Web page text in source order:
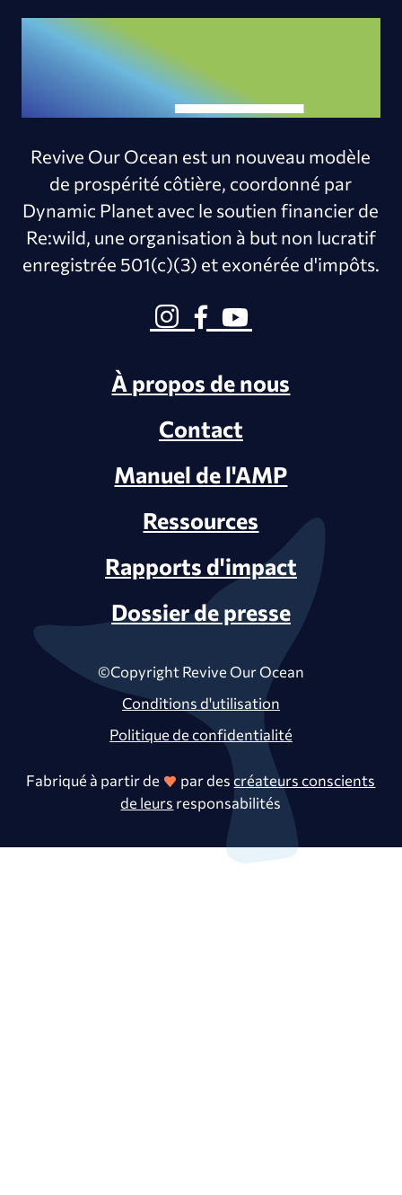
Revive Our Ocean est un nouveau modèle
de prospérité côtière, coordonné par
Dynamic Planet avec le soutien financier de
Re:wild, une organisation à but non lucratif
enregistrée 501(c)(3) et exonérée d'impôts.
À propos de nous
Contact
Manuel de l'AMP
Ressources
Rapports d'impact
Dossier de presse
©Copyright Revive Our Ocean
Conditions d'utilisation
Politique de confidentialité
Fabriqué à partir de par descréateurs conscients
de leurs responsabilités